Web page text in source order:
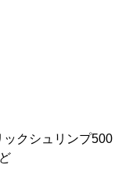
クシュリンプ500